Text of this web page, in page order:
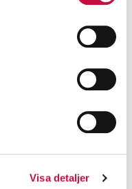
Visa detaljer